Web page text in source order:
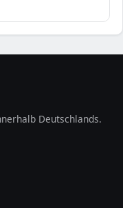
Deutschlands.